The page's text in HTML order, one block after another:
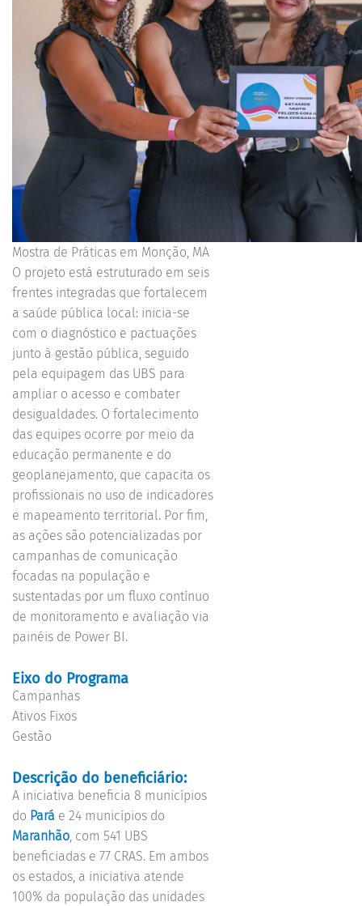
Mostra de Práticas em Monção, MA
O projeto está estruturado em seis
frentes integradas que fortalecem
a saúde pública local: inicia-se
com o diagnóstico e pactuações
junto à gestão pública, seguido
pela equipagem das UBS para
ampliar o acesso e combater
desigualdades. O fortalecimento
das equipes ocorre por meio da
educação permanente e do
geoplanejamento, que capacita os
profissionais no uso de indicadores
e mapeamento territorial. Por fim,
as ações são potencializadas por
campanhas de comunicação
focadas na população e
sustentadas por um fluxo contínuo
de monitoramento e avaliação via
painéis de Power BI.
Eixo do Programa
Campanhas
Ativos Fixos
Gestão
Descrição do beneficiário:
A iniciativa beneficia 8 municípios
do Pará e 24 municípios do
Maranhão, com 541 UBS
beneficiadas e 77 CRAS. Em ambos
os estados, a iniciativa atende
100% da população das unidades